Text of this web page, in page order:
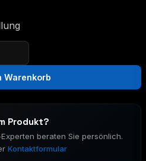
Warenkorb
Produkt?
beraten Sie persönlich.
Kontaktformular